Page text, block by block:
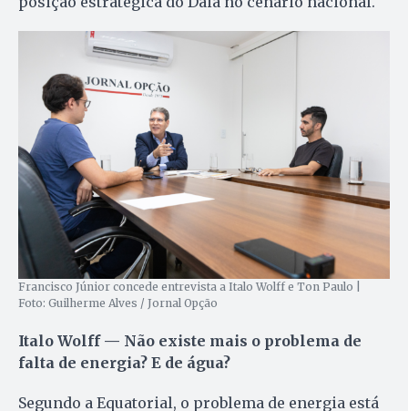
Francisco Júnior concede entrevista a Italo Wolff e Ton Paulo |
Foto: Guilherme Alves / Jornal Opção
Italo Wolff — Não existe mais o problema de
falta de energia? E de água?
Segundo a Equatorial, o problema de energia está